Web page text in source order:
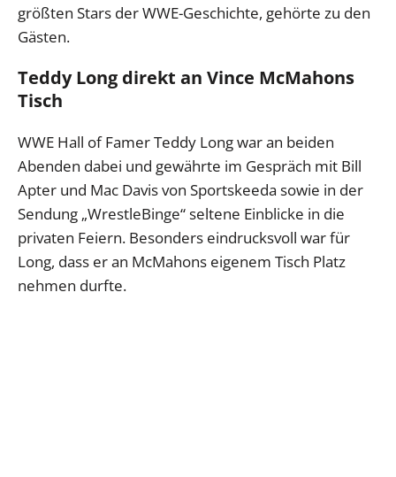
größten Stars der WWE-Geschichte, gehörte zu den
Gästen.
Teddy Long direkt an Vince McMahons
Tisch
WWE Hall of Famer Teddy Long war an beiden
Abenden dabei und gewährte im Gespräch mit Bill
Apter und Mac Davis von Sportskeeda sowie in der
Sendung „WrestleBinge“ seltene Einblicke in die
privaten Feiern. Besonders eindrucksvoll war für
Long, dass er an McMahons eigenem Tisch Platz
nehmen durfte.